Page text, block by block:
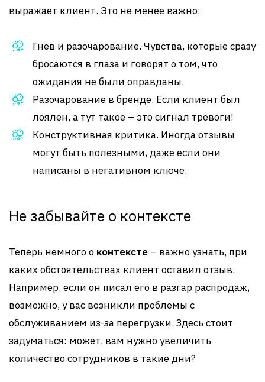
выражает клиент. Это не менее важно:
Гнев и разочарование. Чувства, которые сразу
бросаются в глаза и говорят о том, что
ожидания не были оправданы.
Разочарование в бренде. Если клиент был
лоялен, а тут такое – это сигнал тревоги!
Конструктивная критика. Иногда отзывы
могут быть полезными, даже если они
написаны в негативном ключе.
Не забывайте о контексте
Теперь немного о контексте – важно узнать, при
каких обстоятельствах клиент оставил отзыв.
Например, если он писал его в разгар распродаж,
возможно, у вас возникли проблемы с
обслуживанием из-за перегрузки. Здесь стоит
задуматься: может, вам нужно увеличить
количество сотрудников в такие дни?